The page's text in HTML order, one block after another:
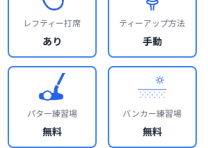
レフティー打席
あり
ティーアップ方法
手動
パター練習場
無料
バンカー練習場
無料